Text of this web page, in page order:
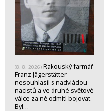
(8. 8. 2026) Rakouský farmář
Franz Jägerstätter
nesouhlasil s nadvládou
nacistů a ve druhé světové
válce za ně odmítl bojovat.
Byl…